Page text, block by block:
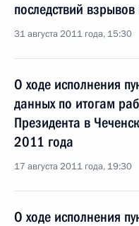
последствий
31 августа 2011 года, 15:30
О ходе исполнения
данных по итогам
Президента в
2011 года
17 августа 2011 года, 19:30
О ходе исполнения